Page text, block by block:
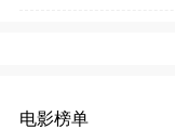
电影榜单